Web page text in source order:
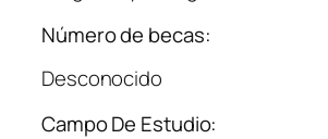
Número de becas:
Desconocido
Campo De Estudio: